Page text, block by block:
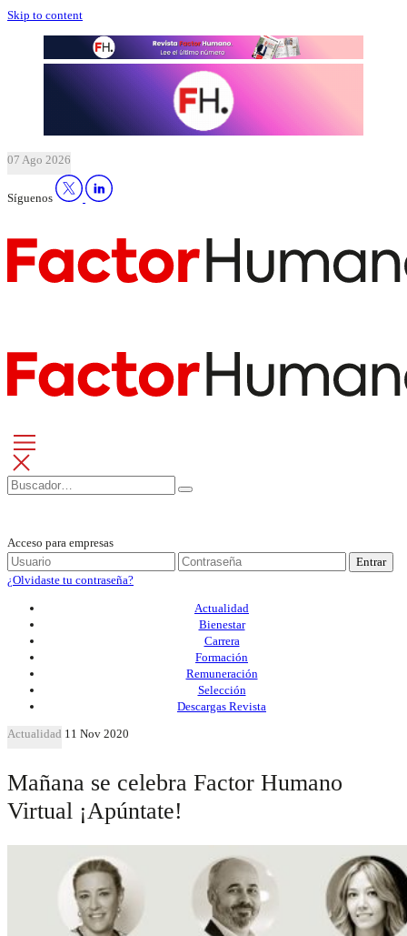
Skip to content
07 Ago 2026
Síguenos
Acceso para empresas
Entrar
¿Olvidaste tu contraseña?
Actualidad
Bienestar
Carrera
Formación
Remuneración
Selección
Descargas Revista
Actualidad 11 Nov 2020
Mañana se celebra Factor Humano
Virtual ¡Apúntate!